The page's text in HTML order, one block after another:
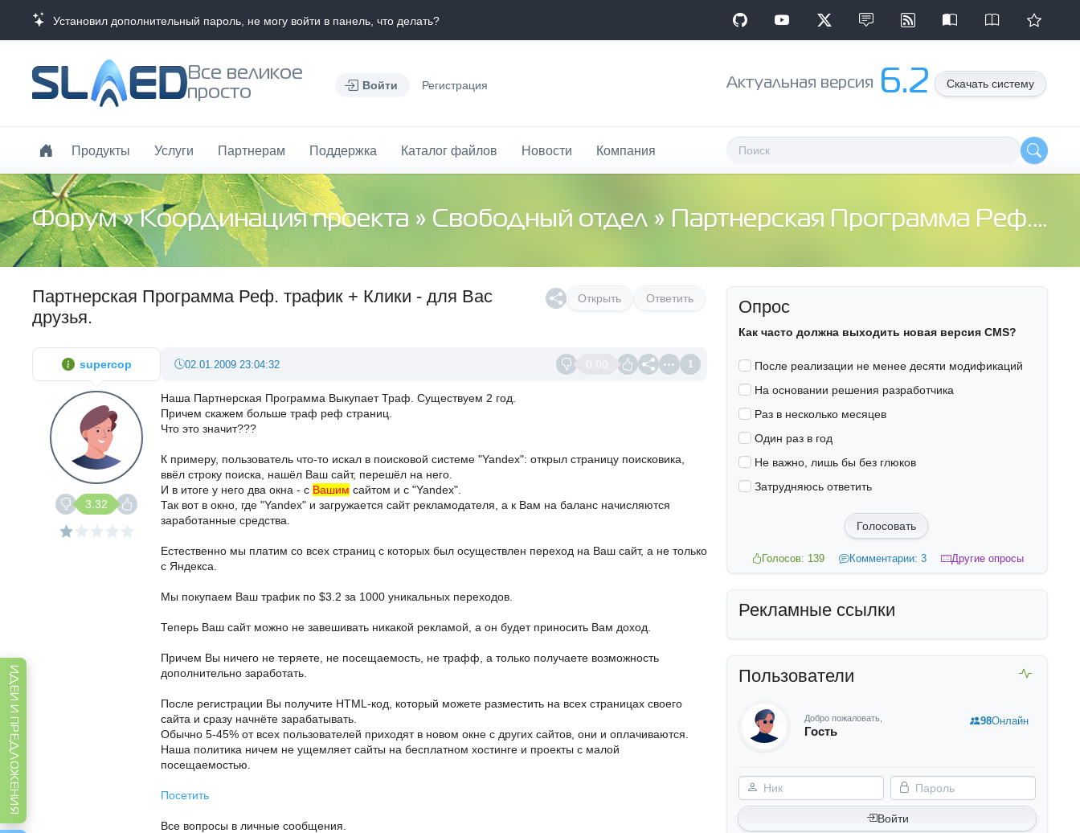
Установил дополнительный пароль, не могу войти в панель, что делать?
Все великое
просто
Войти Регистрация Aктуальная версия 6.2 Скачать систему
Продукты Услуги Партнерам Поддержка Каталог файлов Новости Компания
Форум»Координация проекта » Свободный отдел » Партнерская Программа Реф. трафик + Клики - для Вас друзья.
Открыть Ответить
Партнерская Программа Реф. трафик + Клики - для Вас
друзья.
0.00 1
02.01.2009 23:04:32
Наша Партнерская Программа Выкупает Траф. Существуем 2 год.
Причем скажем больше траф реф страниц.
Что это значит???
К примеру, пользователь что-то искал в поисковой системе "Yandex": открыл страницу поисковика,
ввёл строку поиска, нашёл Ваш сайт, перешёл на него.
И в итоге у него два окна - с Вашим сайтом и с "Yandex".
Так вот в окно, где "Yandex" и загружается сайт рекламодателя, а к Вам на баланс начисляются
заработанные средства.
Естественно мы платим со всех страниц с которых был осуществлен переход на Ваш сайт, а не только
с Яндекса.
Мы покупаем Ваш трафик по $3.2 за 1000 уникальных переходов.
Теперь Ваш сайт можно не завешивать никакой рекламой, а он будет приносить Вам доход.
Причем Вы ничего не теряете, не посещаемость, не трафф, а только получаете возможность
дополнительно заработать.
После регистрации Вы получите HTML-код, который можете разместить на всех страницах своего
сайта и сразу начнёте зарабатывать.
Обычно 5-45% от всех пользователей приходят в новом окне с других сайтов, они и оплачиваются.
Наша политика ничем не ущемляет сайты на бесплатном хостинге и проекты с малой
посещаемостью.
Посетить
Все вопросы в личные сообщения.
supercop
3.32
Опрос
Как часто должна выходить новая версия CMS?
После реализации не менее десяти модификаций
На основании решения разработчика
Раз в несколько месяцев
Один раз в год
Не важно, лишь бы без глюков
Затрудняюсь ответить
Голосовать
Голосов: 139 Комментарии: 3 Другие опросы
Рекламные ссылки
Пользователи
Добро пожаловать,
Гость
Ник Пароль
Войти
98Онлайн
ИДЕИ И ПРЕДЛОЖЕНИЯ